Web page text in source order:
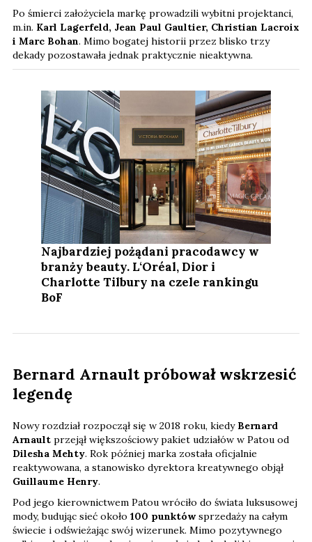
Po śmierci założyciela markę prowadzili wybitni projektanci,
m.in. Karl Lagerfeld, Jean Paul Gaultier, Christian Lacroix
i Marc Bohan. Mimo bogatej historii przez blisko trzy
dekady pozostawała jednak praktycznie nieaktywna.
Najbardziej pożądani pracodawcy w
branży beauty. L‘Oréal, Dior i
Charlotte Tilbury na czele rankingu
BoF
Bernard Arnault próbował wskrzesić
legendę
Nowy rozdział rozpoczął się w 2018 roku, kiedy Bernard
Arnault przejął większościowy pakiet udziałów w Patou od
Dilesha Mehty. Rok później marka została oficjalnie
reaktywowana, a stanowisko dyrektora kreatywnego objął
Guillaume Henry.
Pod jego kierownictwem Patou wróciło do świata luksusowej
mody, budując sieć około 100 punktówsprzedaży na całym
świecie i odświeżając swój wizerunek. Mimo pozytywnego